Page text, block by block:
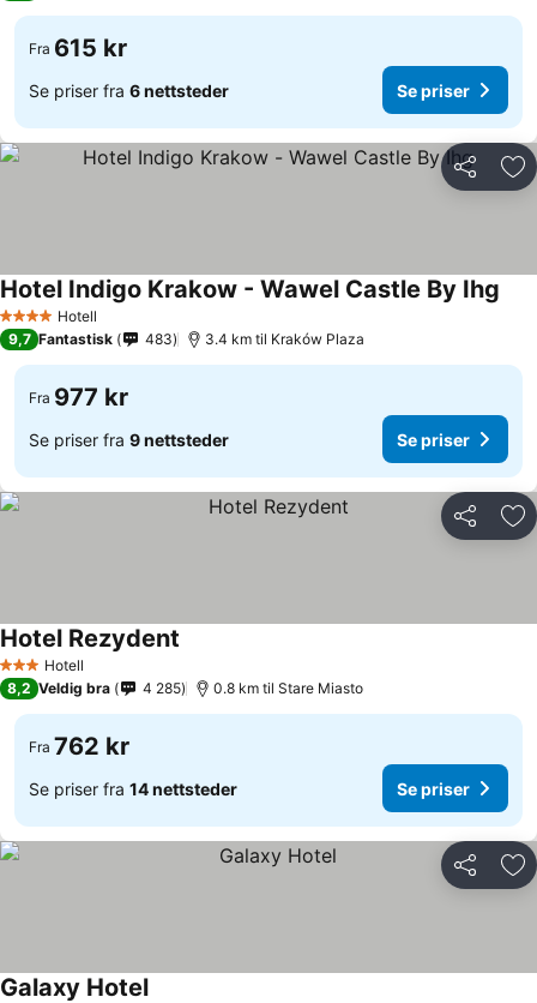
Fra 615 kr
Se priser fra 6 nettsteder Se priser
Del
4 StjernerHotell
Hotel Indigo Krakow - Wawel Castle By Ihg
9,7 Fantastisk 483 3.4 km til Kraków Plaza
Fra 977 kr
Se priser fra 9 nettsteder Se priser
Del
3 StjernerHotell
Hotel Rezydent
8,2 Veldig bra 4 285 0.8 km til Stare Miasto
Fra 762 kr
Se priser fra 14 nettsteder Se priser
Del
Galaxy Hotel